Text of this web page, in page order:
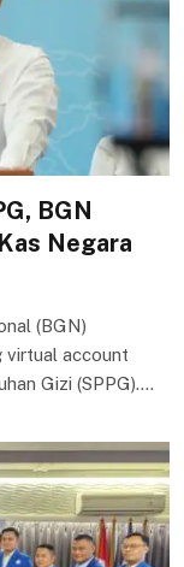
BGN
Negara
(BGN)
virtual account
Gizi (SPPG).…